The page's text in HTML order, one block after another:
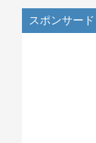
スポンサー